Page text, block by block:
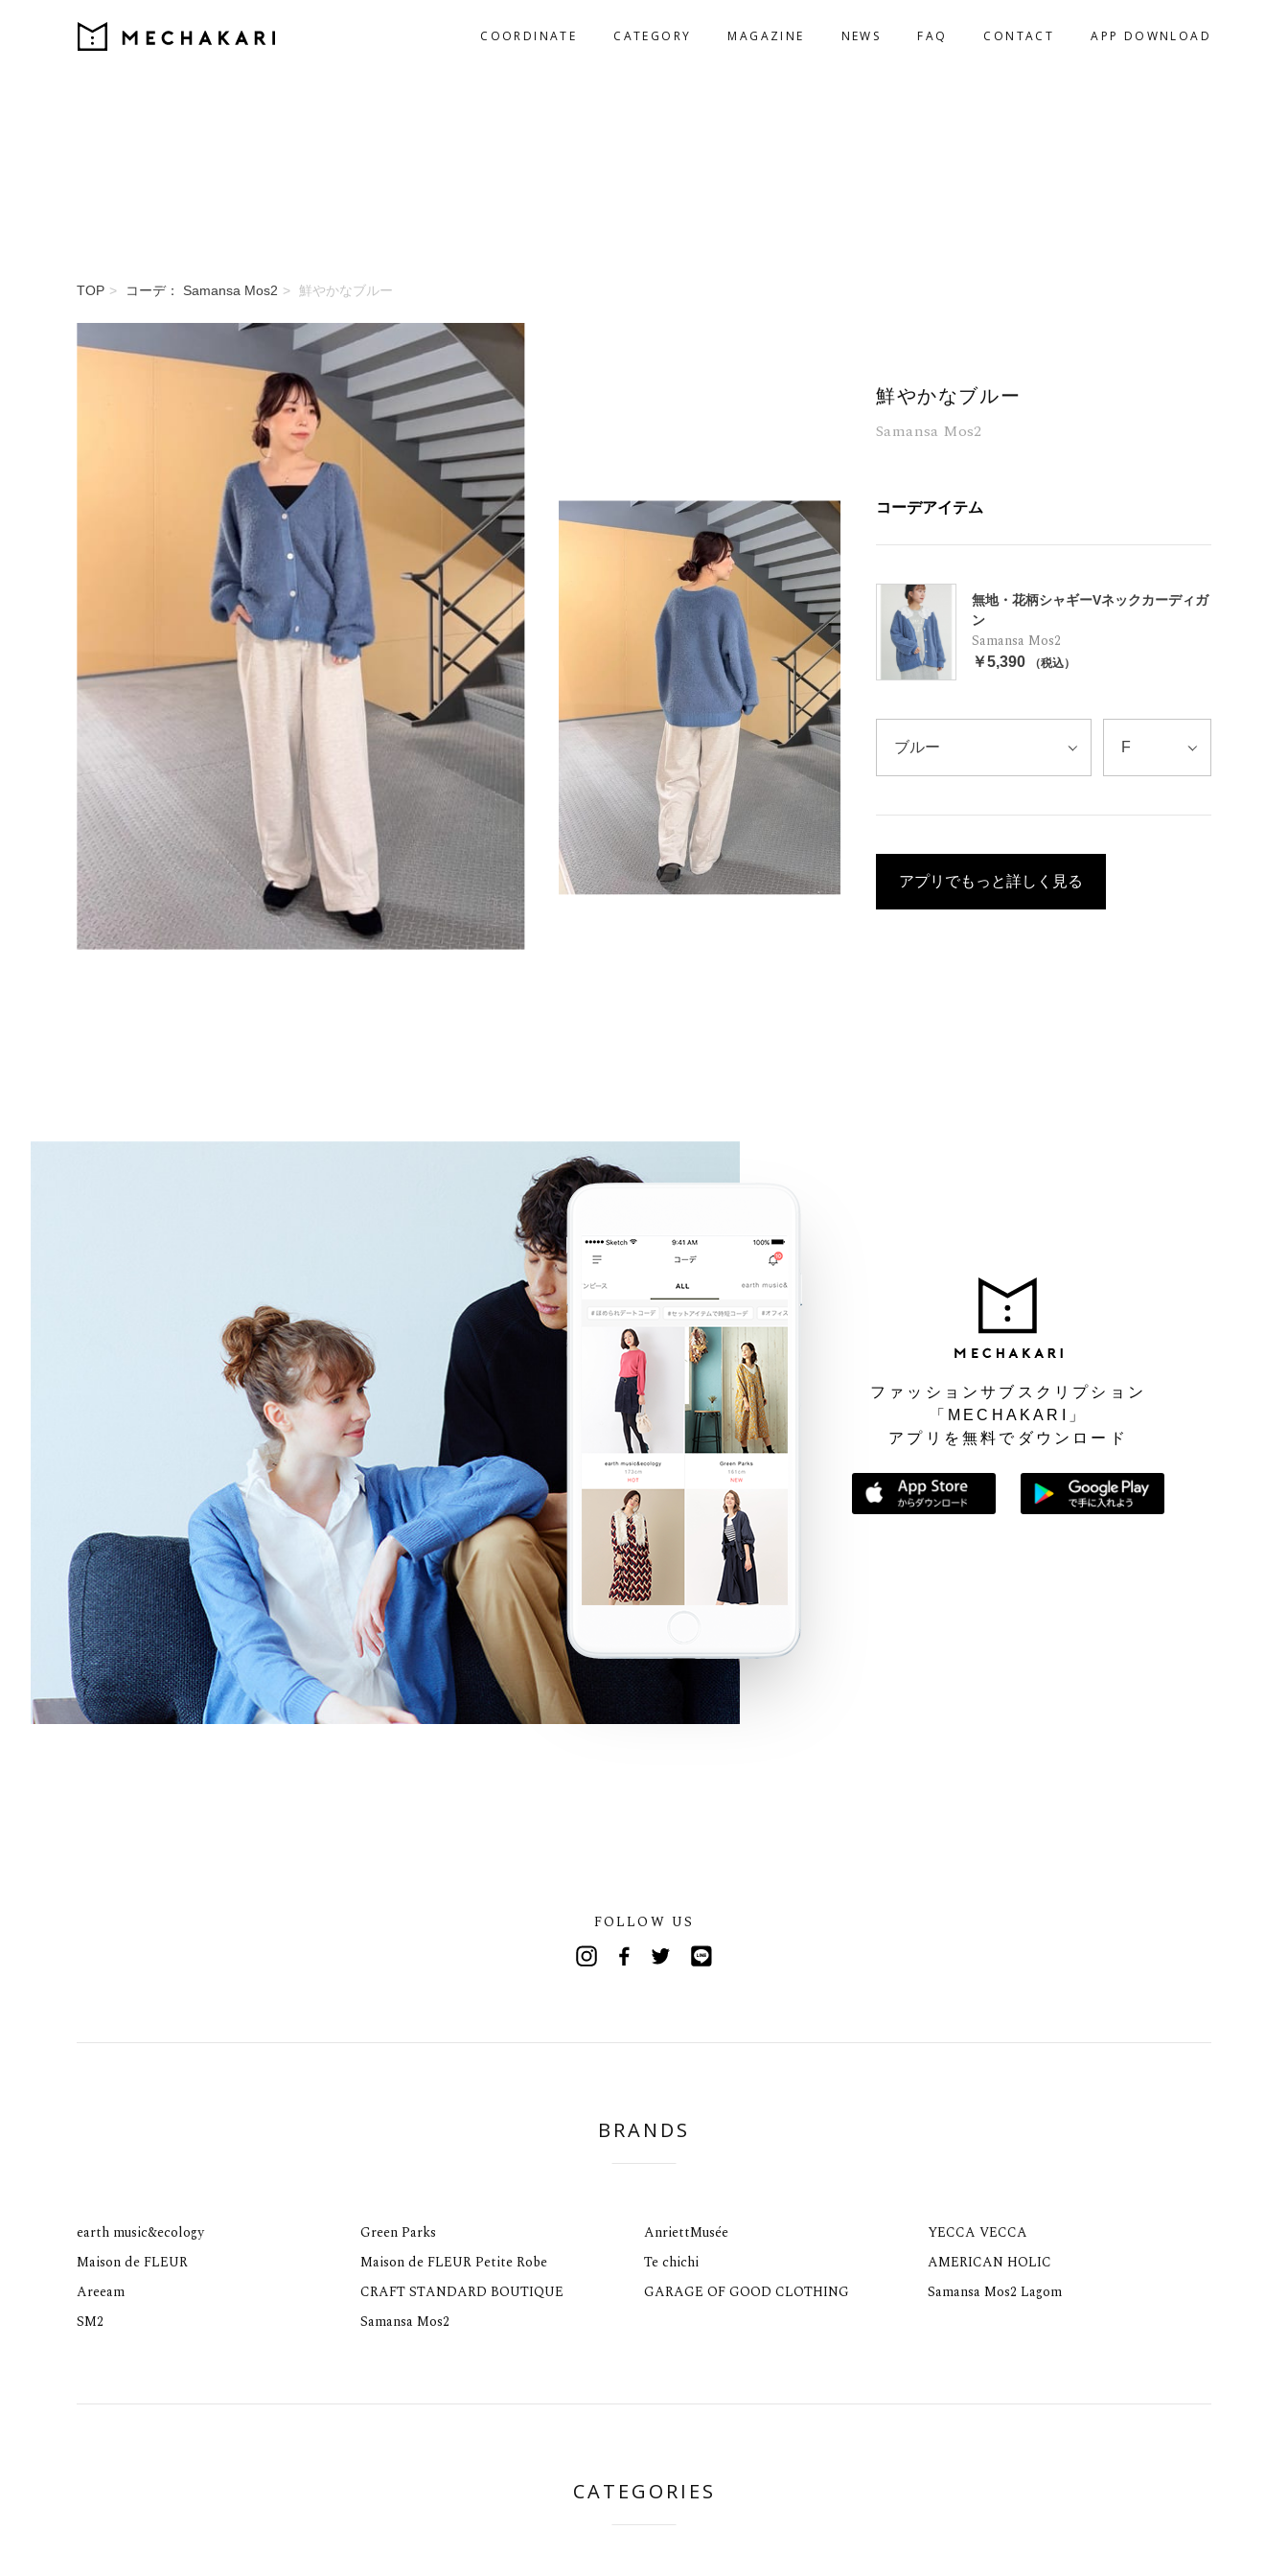
COORDINATE CATEGORY MAGAZINE NEWS FAQ CONTACT APP DOWNLOAD
TOP コーデ： Samansa Mos2 鮮やかなブルー
鮮やかなブルー
Samansa Mos2
コーデアイテム
無地・花柄シャギーVネックカーディガ
ン
Samansa Mos2
￥5,390 （税込）
アプリでもっと詳しく見る
ファッションサブスクリプション
「MECHAKARI」
アプリを無料でダウンロード
App Storeからダウンロード
FOLLOW US
Twitter
BRANDS
earth music&ecology Green Parks AnriettMusée
YECCA VECCA
Maison de FLEUR
Maison de FLEUR Petite Robe Te chichi
AMERICAN HOLIC
Areeam
CRAFT STANDARD BOUTIQUE GARAGE OF GOOD CLOTHING
Samansa Mos2 Lagom
SM2
Samansa Mos2
CATEGORIES